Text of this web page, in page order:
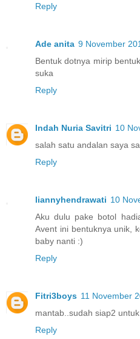
Reply
Ade anita 9 November
Bentuk dotnya mirip
suka
Reply
Indah Nuria Savitri 10
salah satu andalan saya
Reply
liannyhendrawati 10
Aku dulu pake botol
Avent ini bentuknya unik,
baby nanti :)
Reply
Fitri3boys 11 November
mantab..sudah siap2
Reply